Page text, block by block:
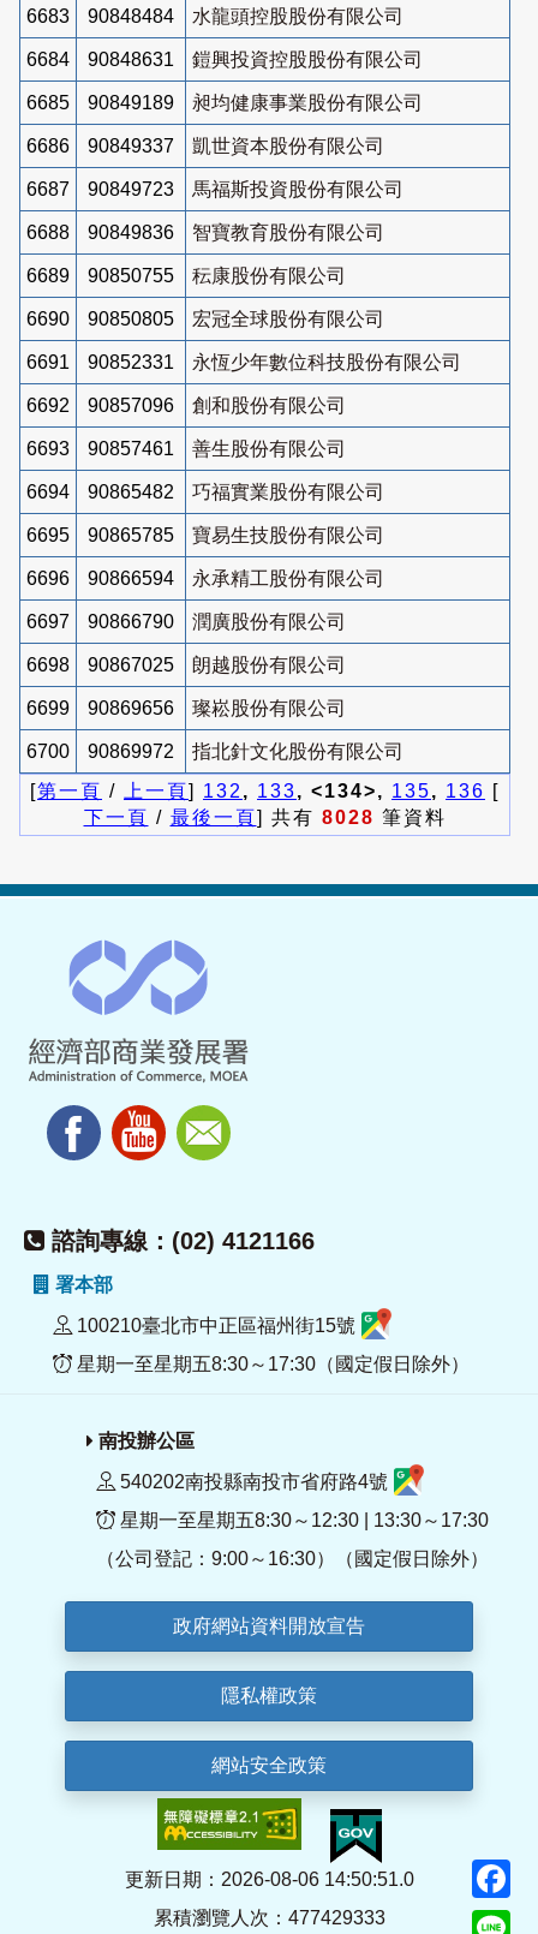
6683 90848484 水龍頭控股股份有限公司
6684 90848631 鎧興投資控股股份有限公司
6685 90849189 昶均健康事業股份有限公司
6686 90849337 凱世資本股份有限公司
6687 90849723 馬福斯投資股份有限公司
6688 90849836 智寶教育股份有限公司
6689 90850755 秐康股份有限公司
6690 90850805 宏冠全球股份有限公司
6691 90852331 永恆少年數位科技股份有限公司
6692 90857096 創和股份有限公司
6693 90857461 善生股份有限公司
6694 90865482 巧福實業股份有限公司
6695 90865785 寶易生技股份有限公司
6696 90866594 永承精工股份有限公司
6697 90866790 潤廣股份有限公司
6698 90867025 朗越股份有限公司
6699 90869656 璨崧股份有限公司
6700 90869972
指北針文化股份有限公司
[第一頁 / 上一頁] 132 , 133, <134>, 135, 136 [
下一頁 / 最後一頁] 共有 8028 筆資料
諮詢專線：(02) 4121166
署本部
100210臺北市中正區福州街15號
星期一至星期五8:30～17:30（國定假日除外）
南投辦公區
540202南投縣南投市省府路4號
星期一至星期五8:30～12:30 | 13:30～17:30
（公司登記：9:00～16:30）（國定假日除外）
政府網站資料開放宣告
隱私權政策
網站安全政策
更新日期：2026-08-06 14:50:51.0
累積瀏覽人次：477429333